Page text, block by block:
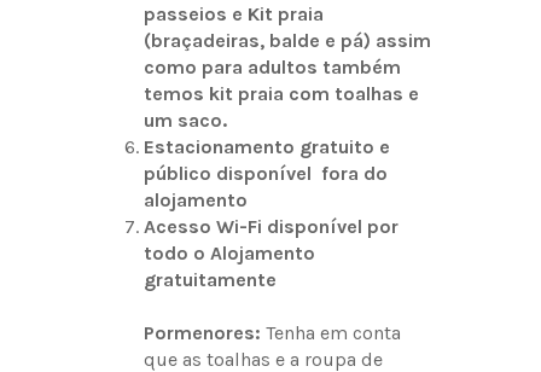
passeios e Kit praia
(braçadeiras, balde e pá) assim
como para adultos também
temos kit praia com toalhas e
um saco.
Estacionamento gratuito e
público disponível fora do
alojamento
Acesso Wi-Fi disponível por
todo o Alojamento
gratuitamente
Pormenores: Tenha em conta
que as toalhas e a roupa de